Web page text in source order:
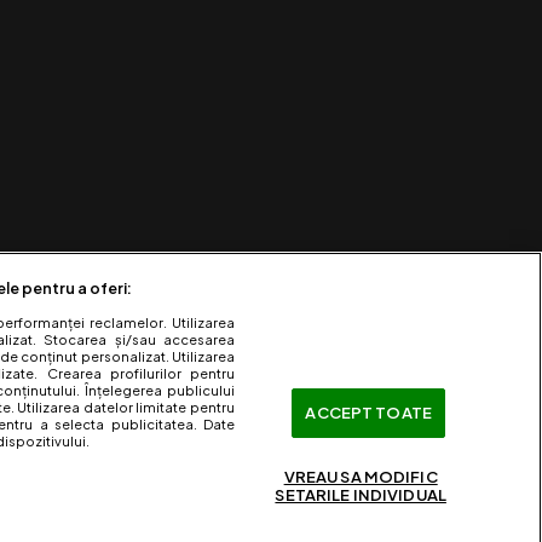
pentru a oferi:
reclamelor. Utilizarea
Stocarea și/sau accesarea
conținut personalizat. Utilizarea
Crearea profilurilor pentru
Înțelegerea publicului
Utilizarea datelor limitate pentru
a selecta publicitatea. Date
ACCEPT TOATE
VREAU SA MODIFIC
SETARILE INDIVIDUAL